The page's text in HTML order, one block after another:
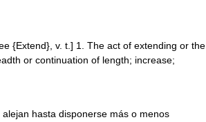
{Extend}, v. t.] 1. The act of extending or the
or continuation of length; increase;
hasta disponerse más o menos